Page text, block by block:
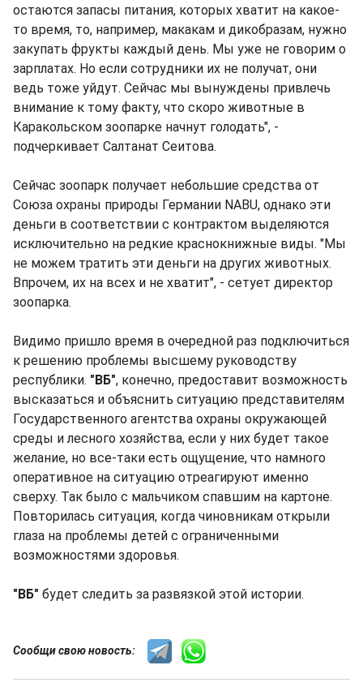
остаются запасы питания, которых хватит на какое-
то время, то, например, макакам и дикобразам, нужно
закупать фрукты каждый день. Мы уже не говорим о
зарплатах. Но если сотрудники их не получат, они
ведь тоже уйдут. Сейчас мы вынуждены привлечь
внимание к тому факту, что скоро животные в
Каракольском зоопарке начнут голодать", -
подчеркивает Салтанат Сеитова.
Сейчас зоопарк получает небольшие средства от
Союза охраны природы Германии NABU, однако эти
деньги в соответствии с контрактом выделяются
исключительно на редкие краснокнижные виды. "Мы
не можем тратить эти деньги на других животных.
Впрочем, их на всех и не хватит", - сетует директор
зоопарка.
Видимо пришло время в очередной раз подключиться
к решению проблемы высшему руководству
республики. "ВБ", конечно, предоставит возможность
высказаться и объяснить ситуацию представителям
Государственного агентства охраны окружающей
среды и лесного хозяйства, если у них будет такое
желание, но все-таки есть ощущение, что намного
оперативное на ситуацию отреагируют именно
сверху. Так было с мальчиком спавшим на картоне.
Повторилась ситуация, когда чиновникам открыли
глаза на проблемы детей с ограниченными
возможностями здоровья.
"ВБ" будет следить за развязкой этой истории.
Сообщи свою новость: